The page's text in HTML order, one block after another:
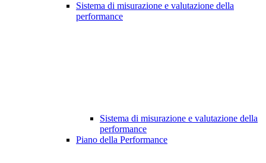
Sistema di misurazione e valutazione della
performance
Sistema di misurazione e valutazione della
performance
Piano della Performance